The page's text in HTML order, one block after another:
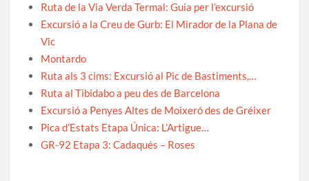
Ruta de la Via Verda Termal: Guia per l’excursió
Excursió a la Creu de Gurb: El Mirador de la Plana de
Vic
Montardo
Ruta als 3 cims: Excursió al Pic de Bastiments,…
Ruta al Tibidabo a peu des de Barcelona
Excursió a Penyes Altes de Moixeró des de Gréixer
Pica d’Estats Etapa Única: L’Artigue…
GR-92 Etapa 3: Cadaqués – Roses